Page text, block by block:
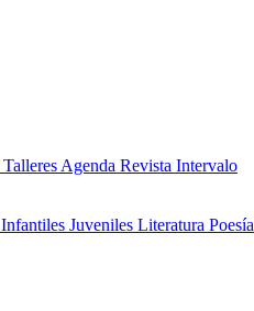
Talleres Agenda Revista Intervalo
Infantiles Juveniles Literatura Poesía